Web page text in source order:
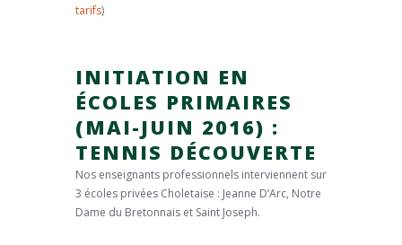
tarifs)
INITIATION EN
ÉCOLES PRIMAIRES
(MAI-JUIN 2016) :
TENNIS DÉCOUVERTE
Nos enseignants professionnels interviennent sur
3 écoles privées Choletaise : Jeanne D’Arc, Notre
Dame du Bretonnais et Saint Joseph.